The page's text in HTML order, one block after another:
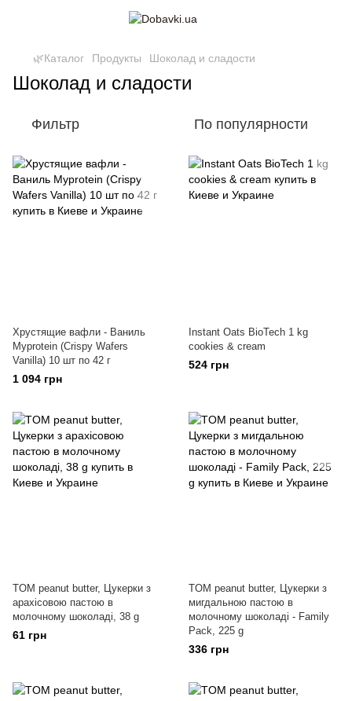
🌿Каталог Продукты Шоколад и сладости
Шоколад и сладости
Фильтр По популярности
Хрустящие вафли - Ваниль
Myprotein (Crispy Wafers
Vanilla) 10 шт по 42 г
1 094 грн
Instant Oats BioTech 1 kg
cookies & cream
524 грн
TOM peanut butter, Цукерки з
арахісовою пастою в
молочному шоколаді, 38 g
61 грн
TOM peanut butter, Цукерки з
мигдальною пастою в
молочному шоколаді - Family
Pack, 225 g
336 грн